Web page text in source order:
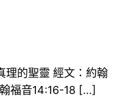
理的聖靈 經文：約翰
福音14:16-18 […]